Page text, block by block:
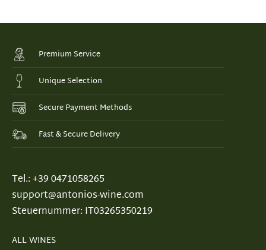
Premium Service
Unique Selection
Secure Payment Methods
Fast & Secure Delivery
Tel.: +39 0471058265
support@antonios-wine.com
Steuernummer: IT03265350219
ALL WINES